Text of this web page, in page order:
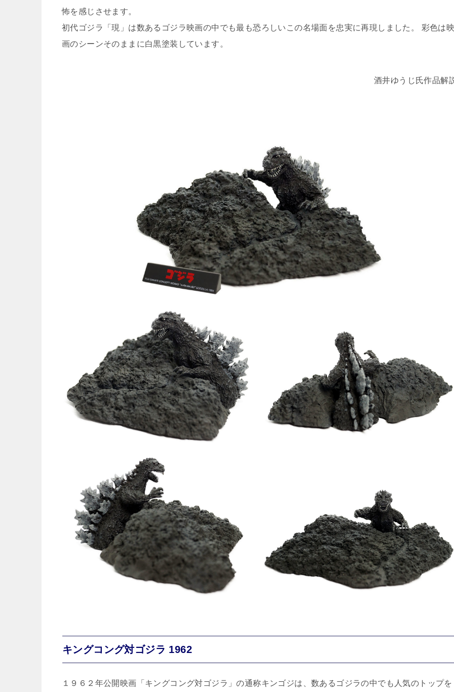
怖を感じさせます。
初代ゴジラ「現」は数あるゴジラ映画の中でも最も恐ろしいこの名場面を忠実に再現しました。 彩色は
画のシーンそのままに白黒塗装しています。
酒井ゆうじ氏作品解
キングコング対ゴジラ 1962
１９６２年公開映画「キングコング対ゴジラ」の通称キンゴジは、数あるゴジラの中でも人気のトップを